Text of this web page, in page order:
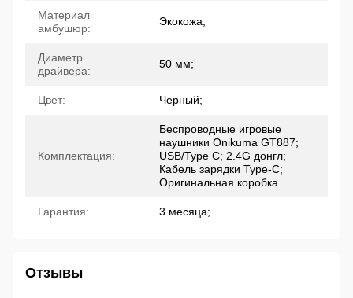
Материал
амбушюр:
Экокожа;
Диаметр
драйвера:
50 мм;
Цвет: Черный;
Комплектация:
Беспроводные игровые
наушники Onikuma GT887;
USB/Type C; 2.4G донгл;
Кабель зарядки Type-C;
Оригинальная коробка.
Гарантия: 3 месяца;
Отзывы